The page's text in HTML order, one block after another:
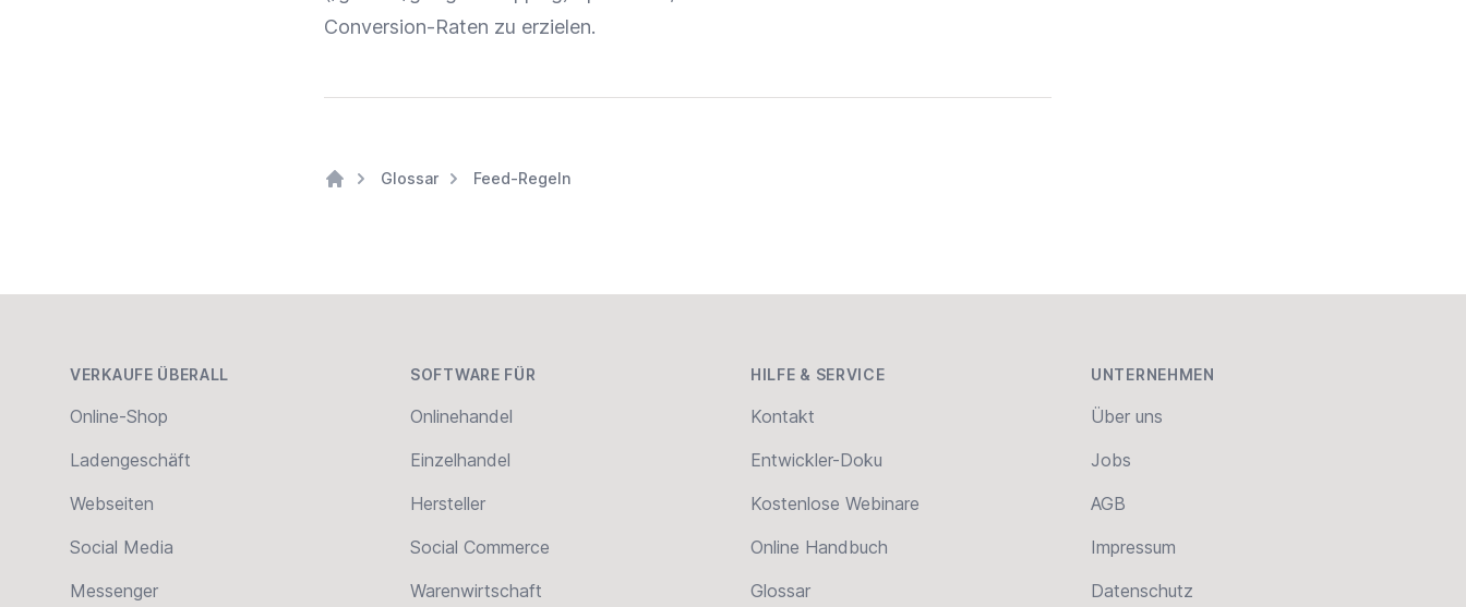
Conversion-Raten zu erzielen.
Glossar Feed-Regeln
VERKAUFE ÜBERALL
Online-Shop
Ladengeschäft
Webseiten
Social Media
Messenger
SOFTWARE FÜR
Onlinehandel
Einzelhandel
Hersteller
Social Commerce
Warenwirtschaft
HILFE & SERVICE
Kontakt
Entwickler-Doku
Kostenlose Webinare
Online Handbuch
Glossar
UNTERNEHMEN
Über uns
Jobs
AGB
Impressum
Datenschutz